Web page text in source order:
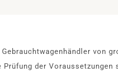
von
der